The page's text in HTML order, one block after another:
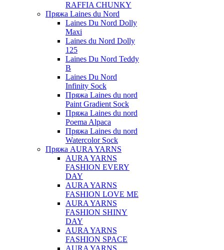
RAFFIA CHUNKY
Пряжа Laines du Nord
Laines Du Nord Dolly
Maxi
Laines du Nord Dolly
125
Laines Du Nord Teddy
B
Laines Du Nord
Infinity Sock
Пряжа Laines du nord
Paint Gradient Sock
Пряжа Laines du nord
Poema Alpaca
Пряжа Laines du nord
Watercolor Sock
Пряжа AURA YARNS
AURA YARNS
FASHION EVERY
DAY
AURA YARNS
FASHION LOVE ME
AURA YARNS
FASHION SHINY
DAY
AURA YARNS
FASHION SPACE
AURA YARNS